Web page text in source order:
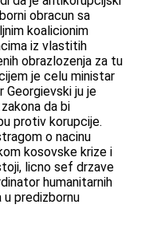
obracun sa
koalicionim
iz vlastitih
obrazlozenja za tu
je celu ministar
Georgievski ju je
da bi
protiv korupcije.
o nacinu
kosovske krize i
licno sef drzave
humanitarnih
predizbornu